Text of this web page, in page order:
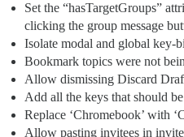
Set the “hasTargetGroups”
clicking the group message
Isolate modal and global key-
Bookmark topics were not
Allow dismissing Discard
Add all the keys that should
Replace ‘Chromebook’ with
Allow pasting invitees in